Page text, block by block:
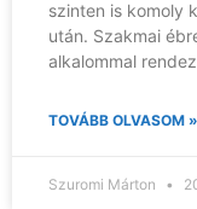
szinten is komoly
után. Szakmai
alkalommal
TOVÁBB OLVASOM »
Szuromi Márton